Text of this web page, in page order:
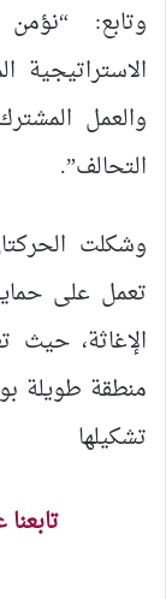
وتابع:
الاستراتيجية
والعمل
التحالف”.
تعمل على
الإغاثة،
منطقة طويلة
تشكيلها